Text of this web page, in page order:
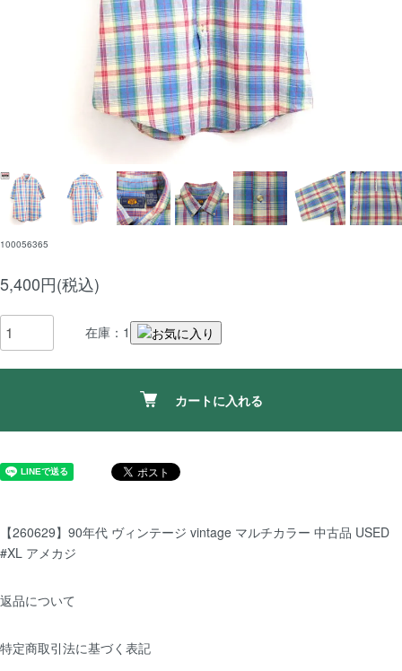
100056365
5,400円(税込)
在庫：1
カートに入れる
【260629】90年代 ヴィンテージ vintage マルチカラー 中古品 USED
#XL アメカジ
返品について
特定商取引法に基づく表記